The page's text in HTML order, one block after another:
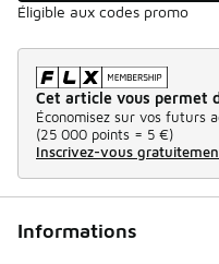
Éligible aux codes promo
Cet article vous permet
Économisez sur vos futurs
(25 000 points = 5 €)
Inscrivez-vous
Informations